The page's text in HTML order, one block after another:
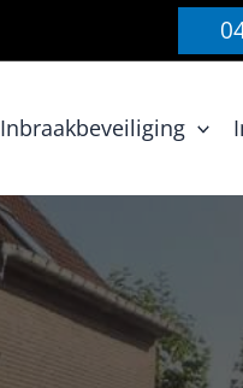
Inbraakbeveiliging